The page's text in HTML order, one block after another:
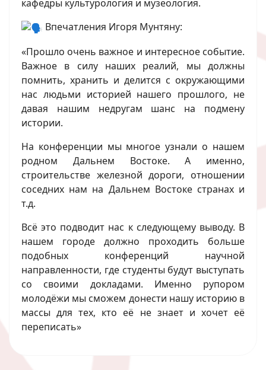
кафедры культурология и музеология.
Впечатления Игоря Мунтяну:
«Прошло очень важное и интересное событие.
Важное в силу наших реалий, мы должны
помнить, хранить и делится с окружающими
нас людьми историей нашего прошлого, не
давая нашим недругам шанс на подмену
истории.
На конференции мы многое узнали о нашем
родном Дальнем Востоке. А именно,
строительстве железной дороги, отношении
соседних нам на Дальнем Востоке странах и
т.д.
Всё это подводит нас к следующему выводу. В
нашем городе должно проходить больше
подобных конференций научной
направленности, где студенты будут выступать
со своими докладами. Именно рупором
молодёжи мы сможем донести нашу историю в
массы для тех, кто её не знает и хочет её
переписать»